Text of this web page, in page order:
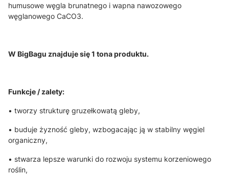
humusowe węgla brunatnego i wapna nawozowego
węglanowego CaCO3.
W BigBagu znajduje się 1 tona produktu.
Funkcje / zalety:
• tworzy strukturę gruzełkowatą gleby,
• buduje żyzność gleby, wzbogacając ją w stabilny węgiel
organiczny,
• stwarza lepsze warunki do rozwoju systemu korzeniowego
roślin,